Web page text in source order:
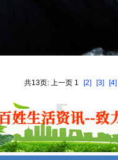
共13页: 上一页 1 [2] [3] [4]